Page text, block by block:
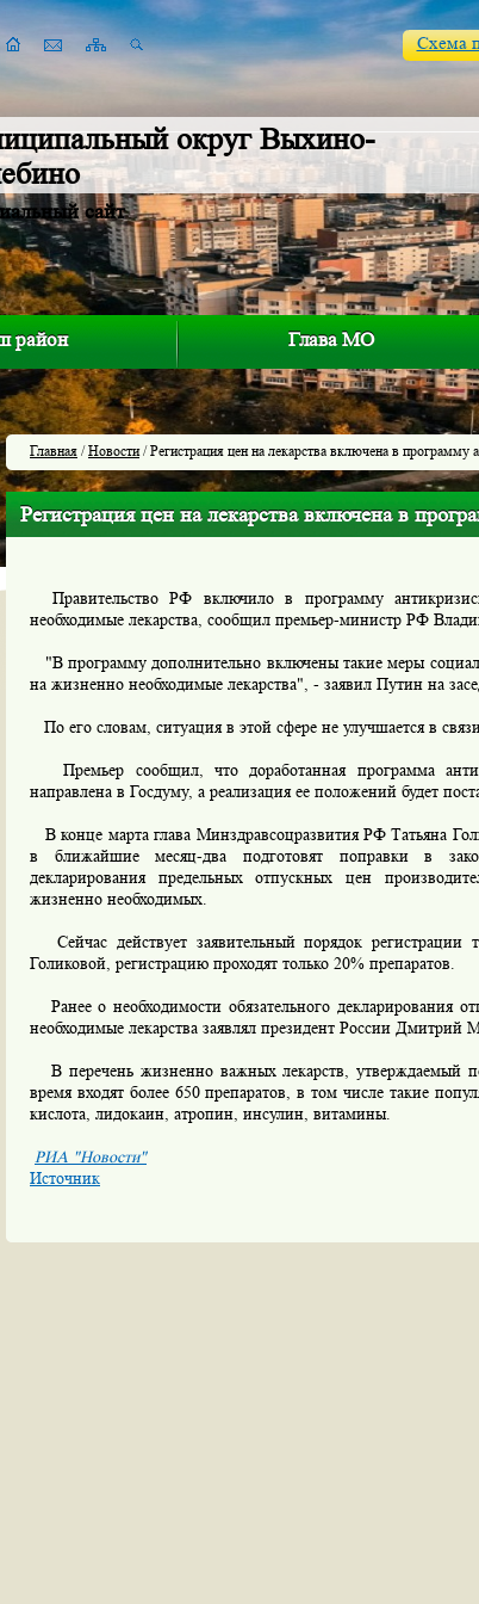
округ Выхино-
сайт
Схема
район Глава МО
Главная /Новости/ Регистрация цен на лекарства включена в программу
Регистрация цен на лекарства включена в
Правительство РФ включило в программу
необходимые лекарства, сообщил премьер-министр РФ
"В программу дополнительно включены такие меры
на жизненно необходимые лекарства", - заявил Путин на
По его словам, ситуация в этой сфере не улучшается в
Премьер сообщил, что доработанная программа
направлена в Госдуму, а реализация ее положений будет
В конце марта глава Минздравсоцразвития РФ Татьяна
в ближайшие месяц-два подготовят поправки в
декларирования предельных отпускных цен
жизненно необходимых.
Сейчас действует заявительный порядок регистрации
Голиковой, регистрацию проходят только 20% препаратов.
Ранее о необходимости обязательного декларирования
необходимые лекарства заявлял президент России Дмитрий
В перечень жизненно важных лекарств, утверждаемый
время входят более 650 препаратов, в том числе такие
кислота, лидокаин, атропин, инсулин, витамины.
РИА "Новости"
Источник